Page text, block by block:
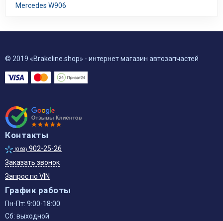
Mercedes W906
© 2019 «Brakeline.shop» - интернет магазин автозапчастей
Контакты
(068) 902-25-26
Заказать звонок
Запрос по VIN
График работы
Пн-Пт: 9:00-18:00
Сб: выходной